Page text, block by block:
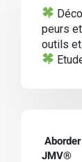
peurs
outils
JMV®